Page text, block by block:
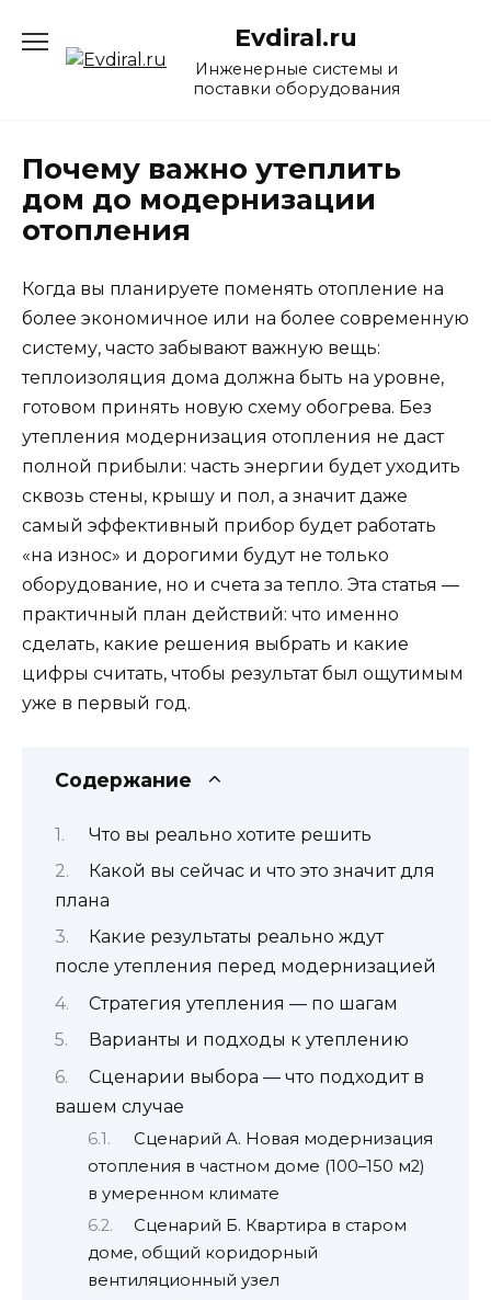
содержанию
Evdiral.ru
Инженерные системы и
поставки оборудования
Почему важно утеплить
дом до модернизации
отопления
Когда вы планируете поменять отопление на
более экономичное или на более современную
систему, часто забывают важную вещь:
теплоизоляция дома должна быть на уровне,
готовом принять новую схему обогрева. Без
утепления модернизация отопления не даст
полной прибыли: часть энергии будет уходить
сквозь стены, крышу и пол, а значит даже
самый эффективный прибор будет работать
«на износ» и дорогими будут не только
оборудование, но и счета за тепло. Эта статья —
практичный план действий: что именно
сделать, какие решения выбрать и какие
цифры считать, чтобы результат был ощутимым
уже в первый год.
Содержание
Что вы реально хотите решить
Какой вы сейчас и что это значит для
плана
Какие результаты реально ждут
после утепления перед модернизацией
Стратегия утепления — по шагам
Варианты и подходы к утеплению
Сценарии выбора — что подходит в
вашем случае
Сценарий А. Новая модернизация
отопления в частном доме (100–150 м2)
в умеренном климате
Сценарий Б. Квартира в старом
доме, общий коридорный
вентиляционный узел